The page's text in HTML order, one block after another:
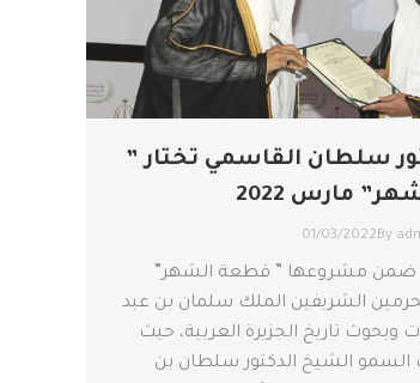
سلطان القاسمي تختار ”
مارس 2022
By
01/03/2022
ضمن مشروعها ” قطعة الشهر”
الشريفين الملك سلمان بن عبد
وبحوث تاريخ الجزيرة العربية، حيث
الشيخ الدكتور سلطان بن